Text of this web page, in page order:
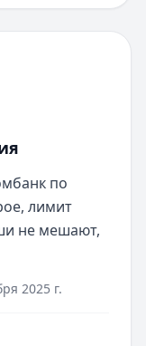
по
лимит
не мешают,
2025 г.